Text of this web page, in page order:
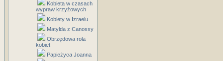
Kobieta w czasach
wypraw krzyżowych
Kobiety w Izraelu
Matylda z Canossy
Obrzędowa rola
kobiet
Papieżyca Joanna